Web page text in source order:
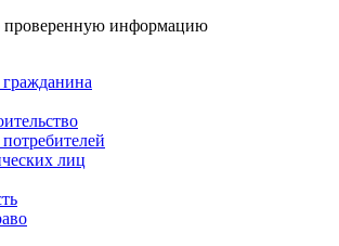
проверенную информацию
гражданина
лиц